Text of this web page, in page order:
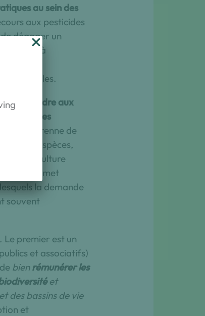
au sein des
aux pesticides
dégager un
à
des
parcelles.
répondre aux
systèmes
pérenne de
ou les espèces,
l’agriculture
qui permet
la demande
souvent
Le premier est un
et associatifs)
bienrémunérer les
et
des bassins de vie
et